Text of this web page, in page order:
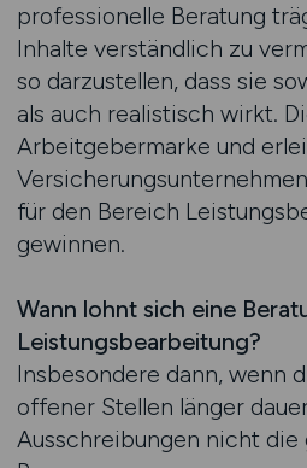
professionelle Beratung
Inhalte verständlich zu
so darzustellen, dass sie
als auch realistisch wirkt.
Arbeitgebermarke und
für den Bereich
gewinnen.
Wann lohnt sich eine
Leistungsbearbeitung?
Insbesondere dann, wenn
offener Stellen länger
Ausschreibungen nicht die